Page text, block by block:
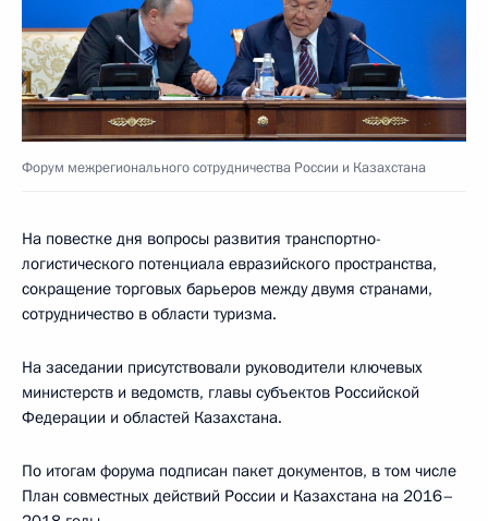
Форум межрегионального сотрудничества России и Казахстана
На повестке дня вопросы развития транспортно-
логистического потенциала евразийского пространства,
сокращение торговых барьеров между двумя странами,
сотрудничество в области туризма.
На заседании присутствовали руководители ключевых
министерств и ведомств, главы субъектов Российской
Федерации и областей Казахстана.
По итогам форума подписан пакет документов, в том числе
План совместных действий России и Казахстана на 2016–